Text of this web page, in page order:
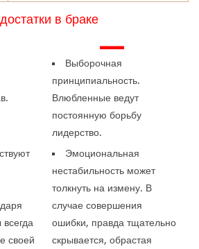
в браке
своей
—
Выборочная
принципиальность.
Влюбленные ведут
постоянную борьбу
лидерство.
Эмоциональная
нестабильность может
толкнуть на измену. В
случае совершения
ошибки, правда тщательно
скрывается, обрастая